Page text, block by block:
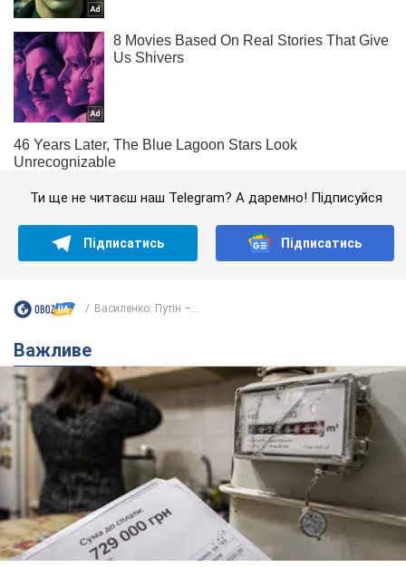
Ти ще не читаєш наш Telegram? А даремно! Підписуйся
Підписатись Підписатись
Василенко: Путін –...
Важливе